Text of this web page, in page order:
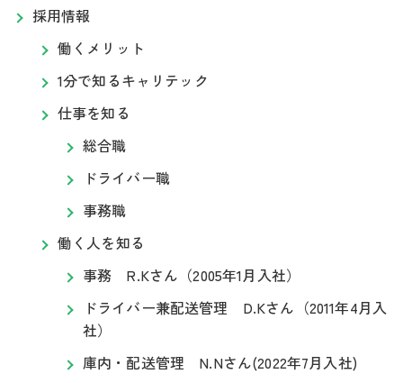
採用情報
働くメリット
1分で知るキャリテック
仕事を知る
総合職
ドライバー職
事務職
働く人を知る
事務 R.Kさん（2005年1月入社）
ドライバー兼配送管理 D.Kさん（2011年4月入
社）
庫内・配送管理 N.Nさん(2022年7月入社)